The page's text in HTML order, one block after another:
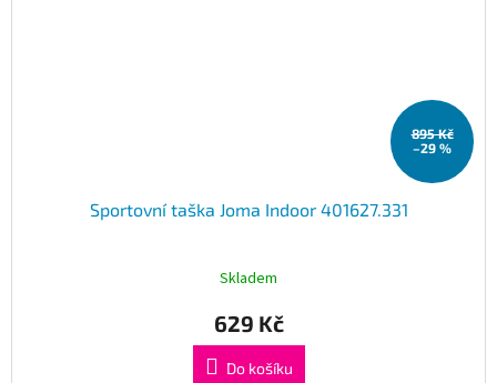
895 Kč
–29 %
Sportovní taška Joma Indoor 401627.331
Skladem
629 Kč
Do košíku